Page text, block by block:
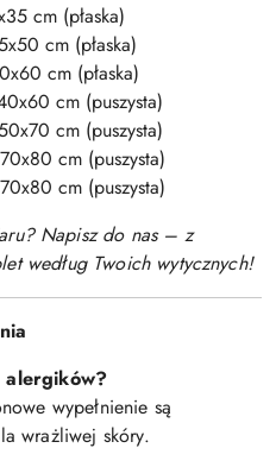
cm (płaska)
cm (płaska)
cm (płaska)
cm (puszysta)
cm (puszysta)
cm (puszysta)
cm (puszysta)
Napisz do nas – z
według Twoich wytycznych!
alergików?
wypełnienie są
wrażliwej skóry.